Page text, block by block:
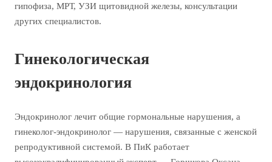
гипофиза, МРТ, УЗИ щитовидной железы, консультации
других специалистов.
Гинекологическая
эндокринология
Эндокринолог лечит общие гормональные нарушения, а
гинеколог-эндокринолог — нарушения, связанные с женской
репродуктивной системой. В ПиК работает